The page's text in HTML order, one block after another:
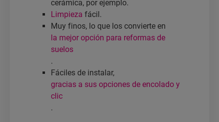
cerámica, por ejemplo.
Limpieza fácil.
Muy finos, lo que los convierte en
la mejor opción para reformas de
suelos
.
Fáciles de instalar,
gracias a sus opciones de encolado y
clic
.